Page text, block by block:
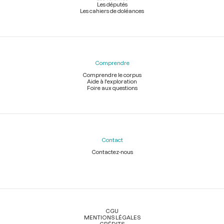
Les députés
Les cahiers de doléances
Comprendre
Comprendre le corpus
Aide à l'exploration
Foire aux questions
Contact
Contactez-nous
Légal
CGU
MENTIONS LÉGALES